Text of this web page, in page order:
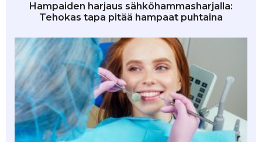
Hampaiden harjaus sähköhammasharjalla:
Tehokas tapa pitää hampaat puhtaina